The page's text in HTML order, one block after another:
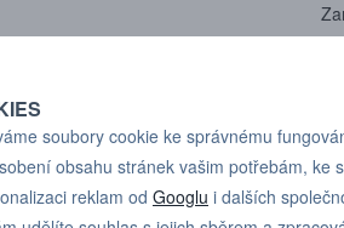
soubory cookie ke správnému
obsahu stránek vašim potřebám, ke
reklam od Googlu i dalších